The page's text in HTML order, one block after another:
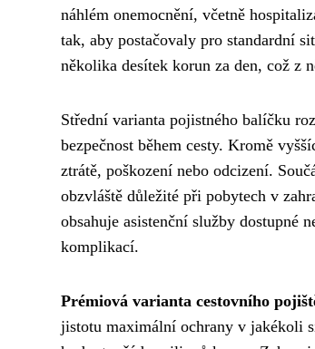
náhlém onemocnění, včetně
tak, aby postačovaly pro standardní
několika desítek korun za den, což z
Střední varianta pojistného balíčku
bezpečnost během cesty. Kromě
ztrátě, poškození nebo odcizení.
obzvláště důležité při pobytech v
obsahuje asistenční služby dostupné
komplikací.
Prémiová varianta cestovního
jistotu maximální ochrany v jakékoli